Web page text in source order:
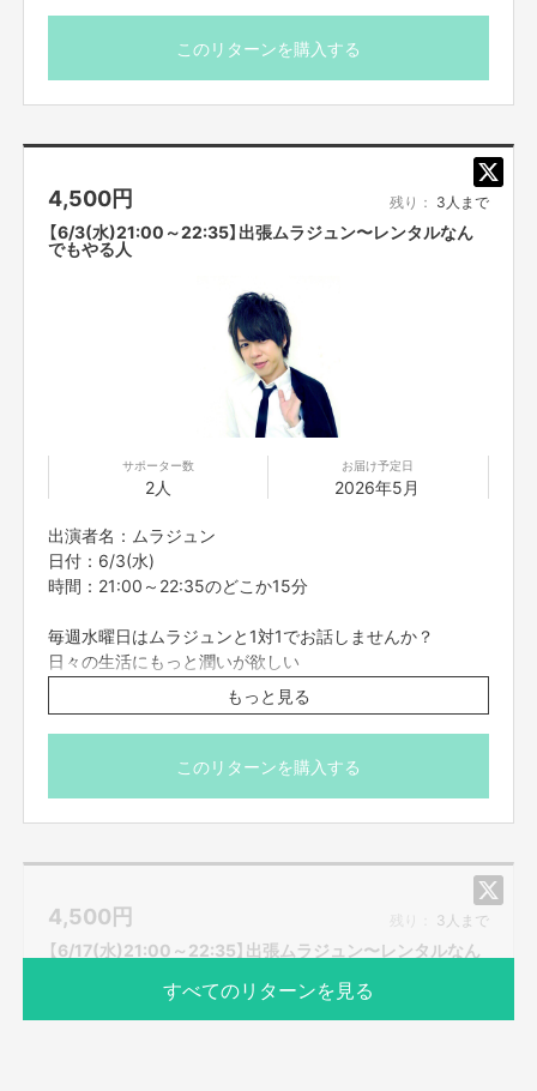
ただ単にムラジュンと話してみたい
ムラジュンに自分の推し事を聞いてほしい・・・etc.
ムラジュンと一緒に楽しい時間を過ごしましょう。
※備考欄にムラジュンとやりたいことを記載してご応募下
さい。
※こちらのリターンは実施日の3日前の16時までお買い求
※プロジェクト本文の末尾に記載されている【ご支援にあた
ってのご注意事項】を必ずご一読ください。
このリターンを購入する
4,500円 残り： 3人まで
【6/3(水)21:00～22:35】出張ムラジュン〜レンタルなん
でもやる人
サポーター数
2人
お届け予定日
2026年5月
出演者名：ムラジュン
日付：6/3(水)
時間：21:00～22:35のどこか15分
毎週水曜日はムラジュンと1対1でお話しませんか？
日々の生活にもっと潤いが欲しい
悩みや愚痴を聞いて欲しい
おうち時間を一緒に過ごして欲しい
ただ単にムラジュンと話してみたい
ムラジュンに自分の推し事を聞いてほしい・・・etc.
ムラジュンと一緒に楽しい時間を過ごしましょう。
※備考欄にムラジュンとやりたいことを記載してご応募下
さい。
※こちらのリターンは実施日の3日前の16時までお買い求
もっと見る
このリターンを購入する
4,500円 残り： 3人まで
【6/17(水)21:00～22:35】出張ムラジュン〜レンタルなん
でもやる人
すべてのリターンを見る